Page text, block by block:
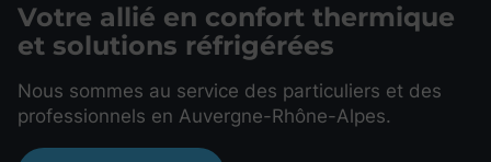
Votre allié en confort thermique
et solutions réfrigérées
Nous sommes au service des particuliers et des
professionnels en Auvergne-Rhône-Alpes.